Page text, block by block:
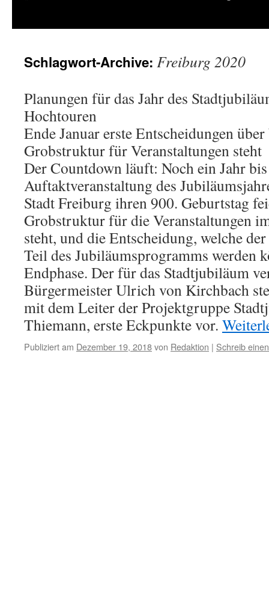
Schlagwort-Archive: Freiburg 2020
Planungen für das Jahr des
Hochtouren
Ende Januar erste Entscheidungen
Grobstruktur für Veranstaltungen steht
Der Countdown läuft: Noch ein Jahr
Auftaktveranstaltung des
Stadt Freiburg ihren 900. Geburtstag
Grobstruktur für die Veranstaltungen
steht, und die Entscheidung, welche
Teil des Jubiläumsprogramms werden
Endphase. Der für das Stadtjubiläum
Bürgermeister Ulrich von Kirchbach
mit dem Leiter der Projektgruppe
Thiemann, erste Eckpunkte vor.
Publiziert am Dezember 19, 2018von Redaktion | Schreib